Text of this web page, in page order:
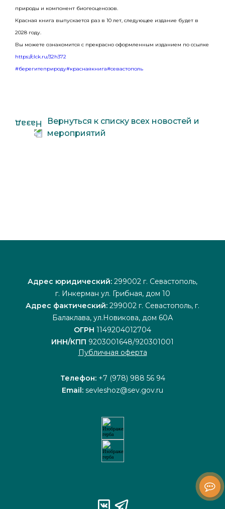
природы и компонент биогеоценозов.
Красная книга выпускается раз в 10 лет, следующее издание будет в
2028 году.
Вы можете ознакомится с прекрасно оформленным изданием по ссылке
https://clck.ru/32h372
#берегитеприроду#краснаякнига#севастополь
Вернуться к списку всех новостей и
мероприятий
Адрес юридический: 299002 г. Севастополь,
г. Инкерман ул. Грибная, дом 10
Адрес фактический: 299002 г. Севастополь, г.
Балаклава, ул.Новикова, дом 60А
ОГРН 1149204012704
ИНН/КПП 9203001648/920301001
Публичная оферта
Телефон: +7 (978) 988 56 94
Email: sevleshoz@sev.gov.ru